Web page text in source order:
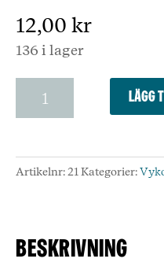
12,00 kr
136 i lager
gratulation
-
Vykort
Artikelnr:21Kategorier:
Beskrivning